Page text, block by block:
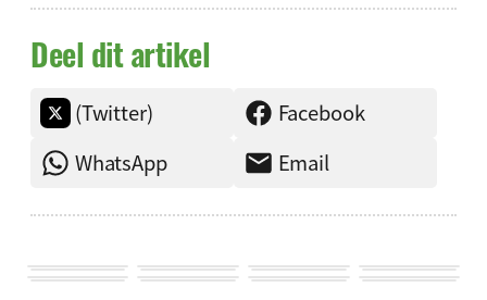
Deel dit artikel
(Twitter)
Facebook
WhatsApp
Email